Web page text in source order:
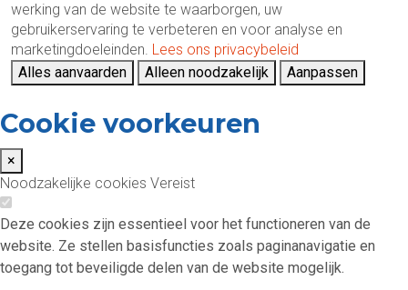
werking van de website te waarborgen, uw
gebruikerservaring te verbeteren en voor analyse en
marketingdoeleinden. Lees ons privacybeleid
Alles aanvaarden
Alleen noodzakelijk Aanpassen
Cookie voorkeuren
×
Noodzakelijke cookies Vereist
Deze cookies zijn essentieel voor het functioneren van de
website. Ze stellen basisfuncties zoals paginanavigatie en
toegang tot beveiligde delen van de website mogelijk.